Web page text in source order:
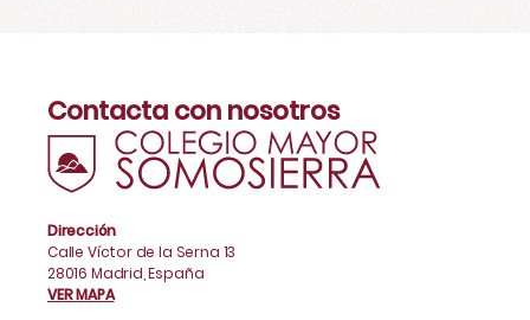
Contacta con nosotros
Dirección
Calle Víctor de la Serna 13
28016 Madrid, España
VER MAPA